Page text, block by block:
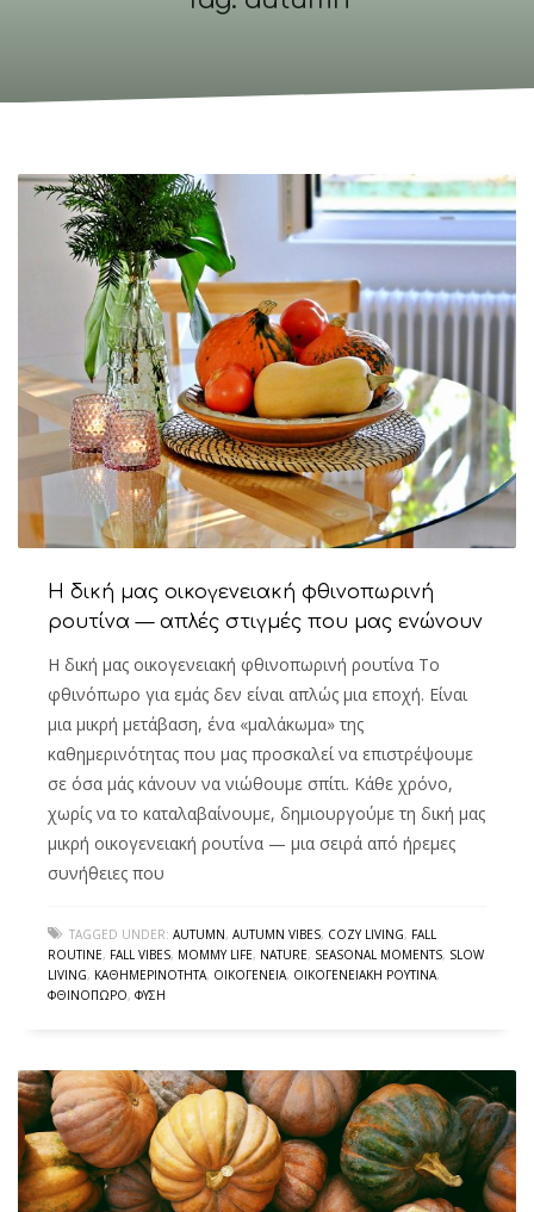
Η δική μας οικογενειακή φθινοπωρινή
ρουτίνα — απλές στιγμές που μας ενώνουν
Η δική μας οικογενειακή φθινοπωρινή ρουτίνα Το
φθινόπωρο για εμάς δεν είναι απλώς μια εποχή. Είναι
μια μικρή μετάβαση, ένα «μαλάκωμα» της
καθημερινότητας που μας προσκαλεί να επιστρέψουμε
σε όσα μάς κάνουν να νιώθουμε σπίτι. Κάθε χρόνο,
χωρίς να το καταλαβαίνουμε, δημιουργούμε τη δική μας
μικρή οικογενειακή ρουτίνα — μια σειρά από ήρεμες
συνήθειες που
TAGGED UNDER: AUTUMN, AUTUMN VIBES, COZY LIVING, FALL
ROUTINE, FALL VIBES, MOMMY LIFE, NATURE, SEASONAL MOMENTS, SLOW
LIVING, ΚΑΘΗΜΕΡΙΝΌΤΗΤΑ, ΟΙΚΟΓΈΝΕΙΑ, ΟΙΚΟΓΕΝΕΙΑΚΉ ΡΟΥΤΊΝΑ,
ΦΘΙΝΌΠΩΡΟ, ΦΎΣΗ